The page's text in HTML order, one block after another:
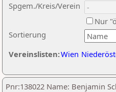
Sortierung
Spgem./Kreis/Verein
Nur
Vereinslisten:Wien
Pnr:138022 Name: Benjamin